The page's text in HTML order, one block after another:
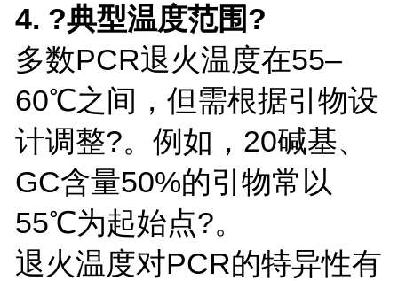
4. ?典型温度范围?
多数PCR退火温度在55–
60℃之间，但需根据引物设
计调整?。例如，20碱基、
GC含量50%的引物常以
55℃为起始点?。
退火温度对PCR的特异性有